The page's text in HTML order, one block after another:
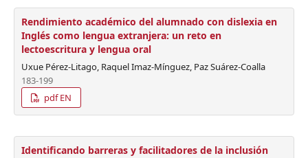
Rendimiento académico del alumnado con dislexia en
Inglés como lengua extranjera: un reto en
lectoescritura y lengua oral
Uxue Pérez-Litago, Raquel Imaz-Mínguez, Paz Suárez-Coalla
183-199
pdf EN
Identificando barreras y facilitadores de la inclusión